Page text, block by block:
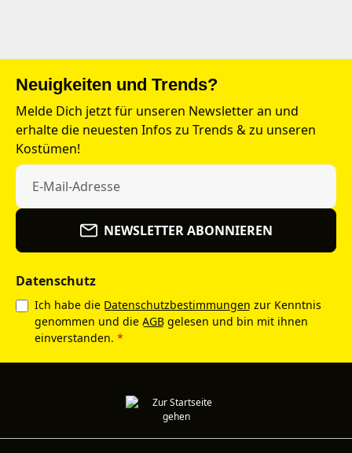
Neuigkeiten und Trends?
Melde Dich jetzt für unseren Newsletter an und
erhalte die neuesten Infos zu Trends & zu unseren
Kostümen!
NEWSLETTER ABONNIEREN
Datenschutz
Ich habe die Datenschutzbestimmungen zur Kenntnis
genommen und die AGB gelesen und bin mit ihnen
einverstanden. *